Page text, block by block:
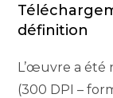
définition
L’œuvre a été
(300 DPI –